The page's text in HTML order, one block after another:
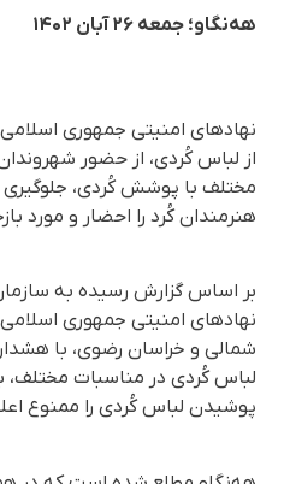
هه‌نگاو؛ جمعه ۲۶ آبان ۱۴۰۲
نهادهای امنیتی جمهوری
از لباس کُردی، از حضور
مختلف با پوشش کُردی، جلوگیری
هنرمندان کُرد را احضار و مورد
بر اساس گزارش رسیده به
نهادهای امنیتی جمهوری
شمالی و خراسان رضوی، با
لباس کُردی در مناسبات مختلف،
پوشیدن لباس کُردی را ممنوع